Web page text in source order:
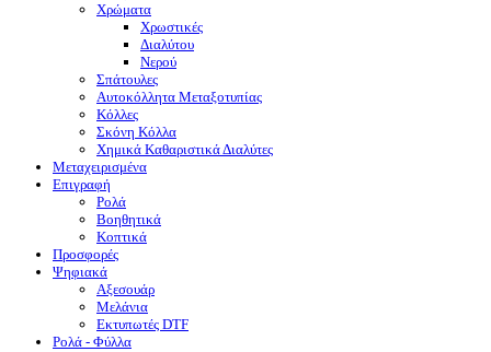
Χρώματα
Χρωστικές
Διαλύτου
Νερού
Σπάτουλες
Αυτοκόλλητα Μεταξοτυπίας
Κόλλες
Σκόνη Κόλλα
Χημικά Καθαριστικά Διαλύτες
Μεταχειρισμένα
Επιγραφή
Ρολά
Βοηθητικά
Κοπτικά
Προσφορές
Ψηφιακά
Αξεσουάρ
Μελάνια
Eκτυπωτές DTF
Ρολά - Φύλλα